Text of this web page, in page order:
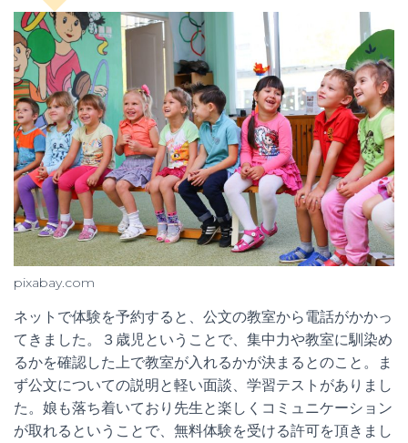
pixabay.com
ネットで体験を予約すると、公文の教室から電話がかかっ
てきました。３歳児ということで、集中力や教室に馴染め
るかを確認した上で教室が入れるかが決まるとのこと。ま
ず公文についての説明と軽い面談、学習テストがありまし
た。娘も落ち着いており先生と楽しくコミュニケーション
が取れるということで、無料体験を受ける許可を頂きまし